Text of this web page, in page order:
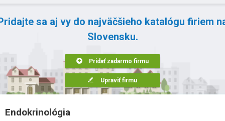
sa aj vy do najväčšieho katalógu firiem
Slovensku.
Pridať zadarmo firmu
Upraviť firmu
Endokrinológia